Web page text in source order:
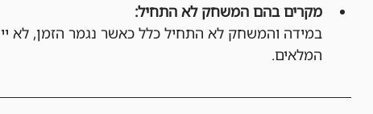
מקרים בהם המשחק לא התחיל:
במידה והמשחק לא התחיל כלל כאשר נגמר הזמן, לא
המלאים.